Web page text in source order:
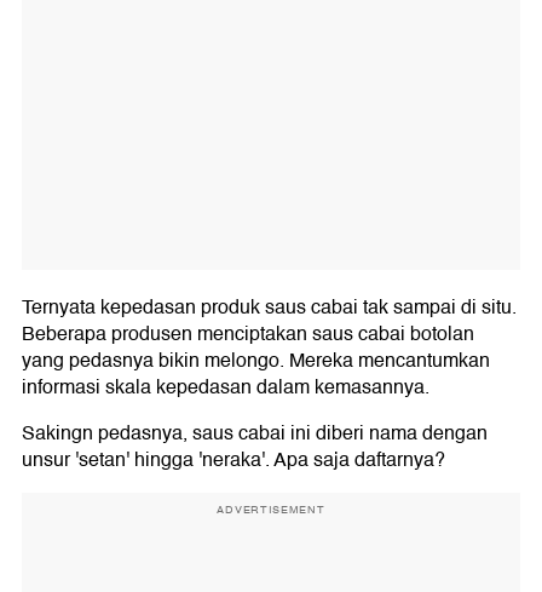
Ternyata kepedasan produk saus cabai tak sampai di situ.
Beberapa produsen menciptakan saus cabai botolan
yang pedasnya bikin melongo. Mereka mencantumkan
informasi skala kepedasan dalam kemasannya.
Sakingn pedasnya, saus cabai ini diberi nama dengan
unsur 'setan' hingga 'neraka'. Apa saja daftarnya?
ADVERTISEMENT